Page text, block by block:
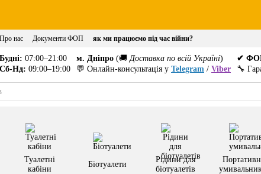
Про нас Документи ФОП як ми працюємо під час війни?
Будні: 07:00–21:00
Сб-Нд: 09:00–19:00
м. Дніпро (🚚 Доставка по всій Україні)
💬 Онлайн-консультація у Telegram / Viber
✔
🔧
Туалетні
кабіни
Біотуалети
Рідини для
біотуалетів